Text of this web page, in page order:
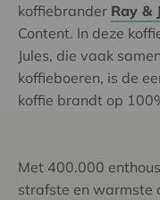
koffiebrander Ray &
Content. In deze
Jules, die vaak
koffieboeren, is de
koffie brandt op
Met 400.000
strafste en warmste